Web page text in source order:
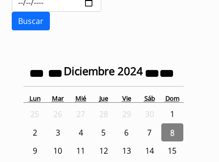
Diciembre 2024
Lun Mar Mié Jue Vie Sáb Dom
25 26 27 28 29 30
1
2
3 4 5 6 7
8
9
10 11 12 13 14
15